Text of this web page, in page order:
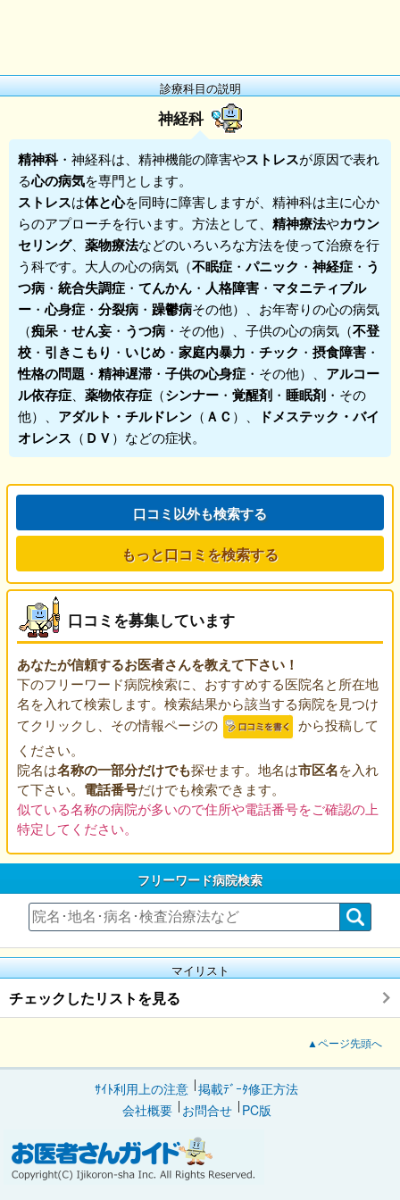
診療科目の説明
神経科
精神科・ 神経科は、精神機能の障害やストレスが原因で表れ
る心の病気を専門とします。
ストレスは体と心を同時に障害しますが、精神科は主に心か
らのアプローチを行います。方法として、 精神療法やカウン
セリング、 薬物療法などのいろいろな方法を使って治療を行
う科です。大人の心の病気（不眠症 ・パニック ・ 神経症 ・ う
つ病 ・ 統合失調症 ・ てんかん ・ 人格障害 ・ マタニティブル
ー ・心身症 ・ 分裂病 ・ 躁鬱病その他）、お年寄りの心の病気
（痴呆 ・ せん妄 ・ うつ病 ・その他）、子供の心の病気（不登
校 ・ 引きこもり ・ いじめ ・ 家庭内暴力 ・ チック ・ 摂食障害 ・
性格の問題 ・ 精神遅滞 ・ 子供の心身症 ・その他）、 アルコー
ル依存症
薬物依存症 （シンナー ・ 覚醒剤 ・ 睡眠剤 ・その
他）、 アダルト・チルドレン （ ＡＣ ）、
ドメステック・バイ
オレンス （ ＤＶ）などの症状。
口コミ以外も検索する
もっと口コミを検索する
口コミを募集しています
あなたが信頼するお医者さんを教えて下さい！
下のフリーワード病院検索に、おすすめする医院名と所在地
名を入れて検索します。検索結果から該当する病院を見つけ
てクリックし、その情報ページの
から投稿して
ください。
院名は名称の一部分だけでも探せます。地名は市区名を入れ
て下さい。 電話番号だけでも検索できます。
似ている名称の病院が多いので住所や電話番号をご確認の上
特定してください。
フリーワード病院検索
マイリスト
チェックしたリストを見る
▲ページ先頭へ
ｻｲﾄ利用上の注意 掲載ﾃﾞｰﾀ修正方法
会社概要
お問合せ PC版